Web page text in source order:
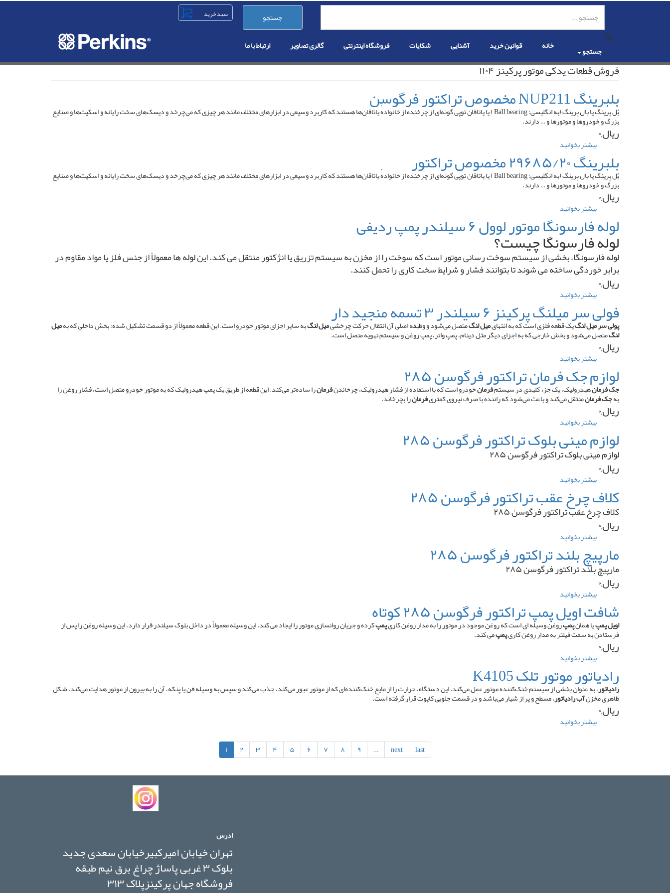
رفتن
جستجو
جستجو خانه قوانین خرید آشنایی شکایات فروشگاه اینترنتی گالری تصاویر ارتباط با ما
فروش قطعات یدکی موتور پرکینز ۱۱۰۴
بلبرینگ NUP211 مخصوص تراکتور فرگوسن بُل بِرینگ یا بال بِرینگ (به انگلیسی: Ball bearing ) یا یاتاقان توپی گونه‌ای از چرخنده از خانوادهٔ یاتاقان‌ها هستند که کاربرد وسیعی در ابزارهای مختلف مانند هر چیزی که می‌چرخد و دیسک‌های سخت رایانه و اسکیت‌ها و صنایع
بزرگ و خودروها و موتورها و … دارند.
ریال,۰
بیشتر بخوانید
NUP211
مخصوص
تراکتور
فرگوسن
بلبرینگ ۲۹۶۸۵/۲۰ مخصوص تراکتور بُل بِرینگ یا بال بِرینگ (به انگلیسی: Ball bearing ) یا یاتاقان توپی گونه‌ای از چرخنده از خانوادهٔ یاتاقان‌ها هستند که کاربرد وسیعی در ابزارهای مختلف مانند هر چیزی که می‌چرخد و دیسک‌های سخت رایانه و اسکیت‌ها و صنایع
بزرگ و خودروها و موتورها و … دارند.
ریال,۰
بیشتر بخوانید
بلبرینگ
۲۹۶۸۵/۲۰
مخصوص
تراکتور
لوله فارسونگا موتور لوول ۶ سیلندر پمپ ردیفی
لوله فارسونگا چیست؟
لوله فارسونگا، بخشی از سیستم سوخت ‌رسانی موتور است که سوخت را از مخزن به سیستم تزریق یا انژکتور منتقل می ‌کند. این لوله‌ ها معمولاً از جنس فلز یا مواد مقاوم در
برابر خوردگی ساخته می ‌شوند تا بتوانند فشار و شرایط سخت کاری را تحمل کنند.
ریال,۰
بیشتر بخوانید
فارسونگا
موتور
لوول
۶
ردیفی
فولی سر میلنگ پرکینز ۶ سیلندر ۳ تسمه منجید دار
پولی سر میل لنگیک قطعه فلزی است که به انتهایمیل لنگمتصل می‌شود و وظیفه اصلی آن انتقال حرکت چرخشیمیل لنگبه سایر اجزای موتور خودرو است. این قطعه معمولاً از دو قسمت تشکیل شده: بخش داخلی که بهمیل
لنگمتصل می‌شود و بخش خارجی که به اجزای دیگر مثل دینام، پمپ واتر، پمپ روغن و سیستم تهویه متصل است.
ریال,۰
بیشتر بخوانید
سر
میلنگ
پرکینز
۶
تسمه
منجید
دار
لوازم جک فرمان تراکتور فرگوسن ۲۸۵
جک فرمانهیدرولیک، یک جزء کلیدی در سیستمفرمانخودرو است که با استفاده از فشار هیدرولیک، چرخاندنفرمانرا ساده‌تر می‌کند. این قطعه از طریق یک پمپ هیدرولیک که به موتور خودرو متصل است، فشار روغن را
بهجک فرمانمنتقل می‌کند و باعث می‌شود که راننده با صرف نیروی کمتریفرمانرا بچرخاند.
ریال,۰
بیشتر بخوانید
جک
فرمان
تراکتور
لوازم مینی بلوک تراکتور فرگوسن ۲۸۵
لوازم مینی بلوک تراکتور فرگوسن ۲۸۵
ریال,۰
بیشتر بخوانید
مینی
بلوک
تراکتور
کلاف چرخ عقب تراکتور فرگوسن ۲۸۵
کلاف چرخ عقب تراکتور فرگوسن ۲۸۵
ریال,۰
بیشتر بخوانید
چرخ
عقب
تراکتور
مارپیچ بلند تراکتور فرگوسن ۲۸۵
مارپیچ بلند تراکتور فرگوسن ۲۸۵
ریال,۰
بیشتر بخوانید
بلند
تراکتور
فرگوسن
۲۸۵
شافت اویل پمپ تراکتور فرگوسن ۲۸۵ کوتاه
اویل پمپیا همانپمپروغن وسیله ای است که روغن موجود در موتور را به مدار روغن کاریپمپکرده و جریان روانسازی موتور را ایجاد می کند. این وسیله معمولاً در داخل بلوک سیلندر قرار دارد. این وسیله روغن را پس از
فرستادن به سمت فیلتر به مدار روغن کاریپمپمی کند.
ریال,۰
بیشتر بخوانید
اویل
پمپ
تراکتور
فرگوسن
رادیاتور موتور تلک K4105
رادیاتور، به عنوان بخشی از سیستم خنک‌کننده موتور عمل می‌کند. این دستگاه، حرارت را از مایع خنک‌کننده‌ای که از موتور عبور می‌کند، جذب می‌کند و سپس به وسیله فن یا پنکه، آن را به بیرون از موتور هدایت می‌کند. شکل
ظاهری مخزنآب رادیاتور، مسطح و پر از شیار می‌باشد و در قسمت جلویی کاپوت قرار گرفته است.
ریال,۰
بیشتر بخوانید
۱ ۲ ۳ ۴ ۵ ۶ ۷ ۸ ۹ … next last
ادرس
تهران خیابان امیرکبیرخیابان سعدی جدید
بلوک ۳ غربی پاساژ چراغ برق نیم طبقه
فروشگاه جهان پرکینزپلاک ۳۱۳